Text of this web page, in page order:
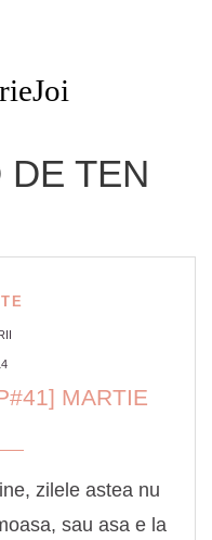
DE TEN
MARTIE
zilele astea nu
sau asa e la